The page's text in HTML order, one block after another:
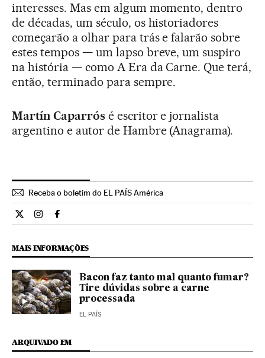
interesses. Mas em algum momento, dentro
de décadas, um século, os historiadores
começarão a olhar para trás e falarão sobre
estes tempos — um lapso breve, um suspiro
na história — como A Era da Carne. Que terá,
então, terminado para sempre.
Martín Caparrósé escritor e jornalista
argentino e autor de Hambre (Anagrama).
Receba o boletim do EL PAÍS América
Internacional El País Brasil en Twitter
Internacional El País Brasil en Instagram
Internacional El País Brasil en Facebook
MAIS INFORMAÇÕES
Bacon faz tanto mal quanto fumar?
Tire dúvidas sobre a carne
processada
EL PAÍS
ARQUIVADO EM